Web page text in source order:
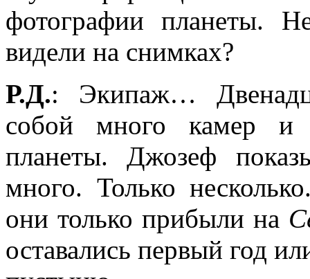
фотографии планеты.
видели на снимках?
Р.Д.: Экипаж…
собой много камер и
планеты. Джозеф
много. Только
они только прибыли на
оставались первый год